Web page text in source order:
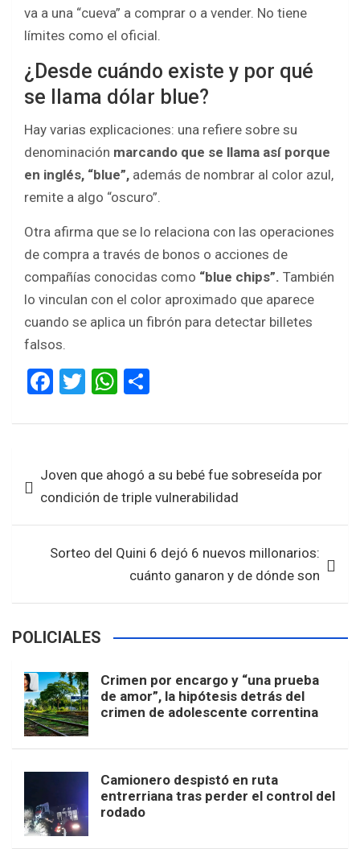
va a una “cueva” a comprar o a vender. No tiene
límites como el oficial.
¿Desde cuándo existe y por qué
se llama dólar blue?
Hay varias explicaciones: una refiere sobre su
denominación marcando que se llama así porque
en inglés, “blue”, además de nombrar al color azul,
remite a algo “oscuro”.
Otra afirma que se lo relaciona con las operaciones
de compra a través de bonos o acciones de
compañías conocidas como “blue chips”. También
lo vinculan con el color aproximado que aparece
cuando se aplica un fibrón para detectar billetes
falsos.
F
ce
o
o
k
T
tt
W
at
A
p
p
ar
de Joven que ahogó a su bebé fue sobreseída por
condición de triple vulnerabilidad
Sorteo del Quini 6 dejó 6 nuevos millonarios:
cuánto ganaron y de dónde son
POLICIALES
Crimen por encargo y “una prueba
de amor”, la hipótesis detrás del
crimen de adolescente correntina
Camionero despistó en ruta
entrerriana tras perder el control del
rodado